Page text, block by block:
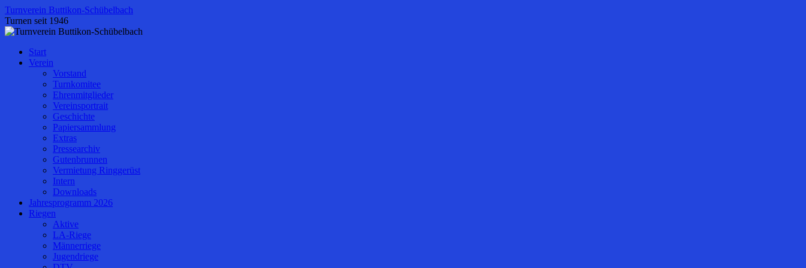
Zum
Inhalt
springen
Turnverein Buttikon-Schübelbach
Turnen seit 1946
Start
Verein
Vorstand
Turnkomitee
Ehrenmitglieder
Vereinsportrait
Geschichte
Papiersammlung
Extras
Pressearchiv
Gutenbrunnen
Vermietung Ringgerüst
Intern
Downloads
Jahresprogramm 2026
Riegen
Aktive
LA-Riege
Männerriege
Jugendriege